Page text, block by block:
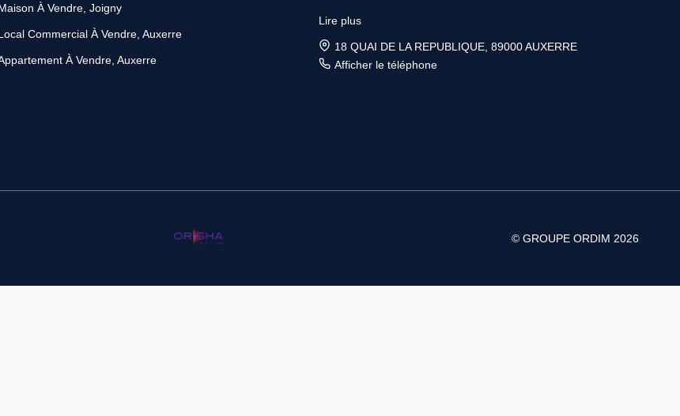
À Vendre, Joigny
Commercial À Vendre, Auxerre
À Vendre, Auxerre
Lire plus
18 QUAI DE LA REPUBLIQUE, 89000 AUXERRE
Afficher le téléphone
© GROUPE ORDIM 2026